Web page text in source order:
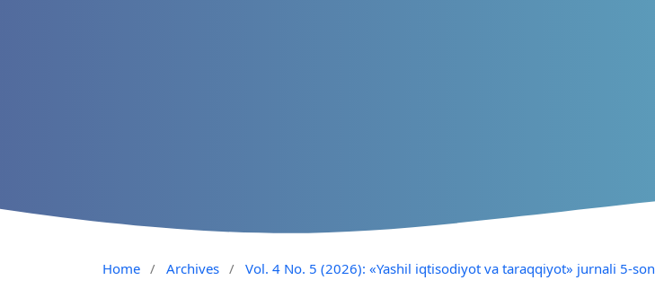
Home / Archives / Vol. 4 No. 5 (2026): «Yashil iqtisodiyot va taraqqiyot» jurnali 5-son